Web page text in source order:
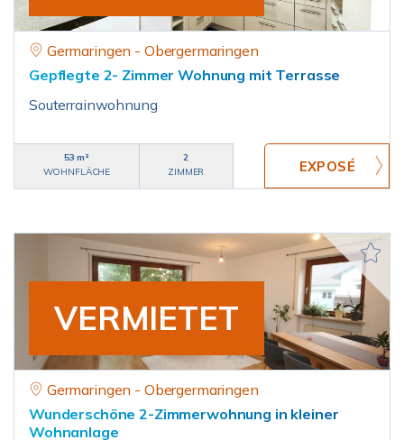
Germaringen - Obergermaringen
Gepflegte 2- Zimmer Wohnung mit Terrasse
Souterrainwohnung
53 m²
WOHNFLÄCHE
2
ZIMMER
VERMIETET
Germaringen - Obergermaringen
Wunderschöne 2-Zimmerwohnung in kleiner
Wohnanlage